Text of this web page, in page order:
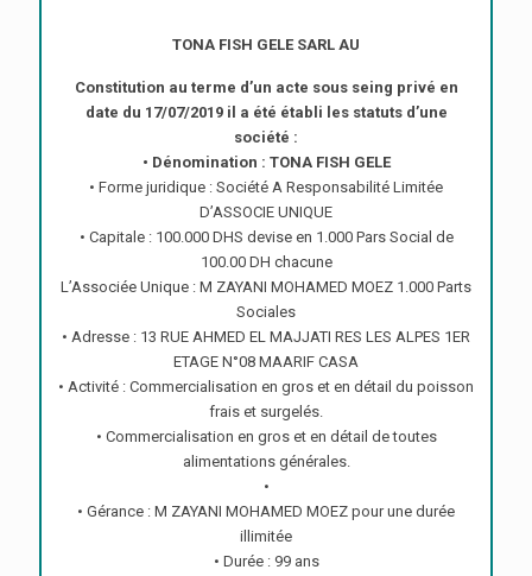
TONA FISH GELE SARL AU
Constitution au terme d’un acte sous seing privé en
date du 17/07/2019 il a été établi les statuts d’une
société :
• Dénomination : TONA FISH GELE
• Forme juridique : Société A Responsabilité Limitée
D’ASSOCIE UNIQUE
• Capitale : 100.000 DHS devise en 1.000 Pars Social de
100.00 DH chacune
L’Associée Unique : M ZAYANI MOHAMED MOEZ 1.000 Parts
Sociales
• Adresse : 13 RUE AHMED EL MAJJATI RES LES ALPES 1ER
ETAGE N°08 MAARIF CASA
• Activité : Commercialisation en gros et en détail du poisson
frais et surgelés.
• Commercialisation en gros et en détail de toutes
alimentations générales.
•
• Gérance : M ZAYANI MOHAMED MOEZ pour une durée
illimitée
• Durée : 99 ans